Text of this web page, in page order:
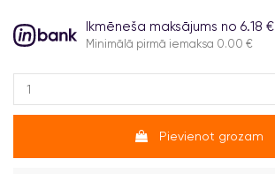
Ikmēneša maksājums no 6.18 €
Minimālā pirmā iemaksa 0.00 €
Pievienot grozam